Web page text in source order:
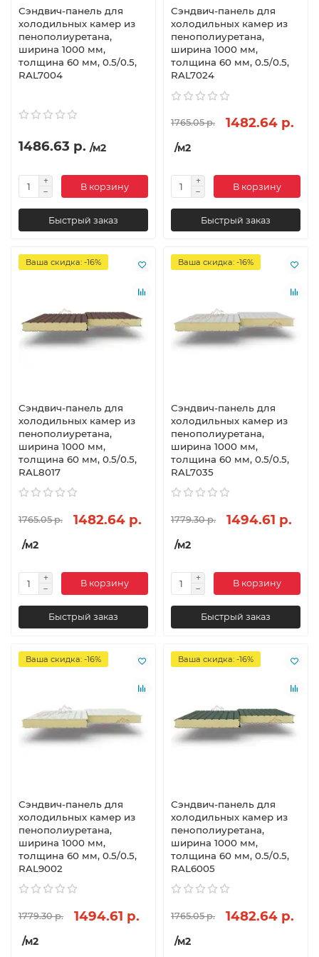
Сэндвич-панель для
холодильных камер из
пенополиуретана,
ширина 1000 мм,
толщина 60 мм, 0.5/0.5,
RAL7004
1486.63 р. /м2
В корзину
Быстрый заказ
Сэндвич-панель для
холодильных камер из
пенополиуретана,
ширина 1000 мм,
толщина 60 мм, 0.5/0.5,
RAL7024
1765.05 р. 1482.64 р.
/м2
В корзину
Быстрый заказ
Ваша скидка: -16%
Сэндвич-панель для
холодильных камер из
пенополиуретана,
ширина 1000 мм,
толщина 60 мм, 0.5/0.5,
RAL8017
1765.05 р. 1482.64 р.
/м2
В корзину
Быстрый заказ
Ваша скидка: -16%
Сэндвич-панель для
холодильных камер из
пенополиуретана,
ширина 1000 мм,
толщина 60 мм, 0.5/0.5,
RAL7035
1779.30 р. 1494.61 р.
/м2
В корзину
Быстрый заказ
Ваша скидка: -16%
Сэндвич-панель для
холодильных камер из
пенополиуретана,
ширина 1000 мм,
толщина 60 мм, 0.5/0.5,
RAL9002
1779.30 р. 1494.61 р.
/м2
Ваша скидка: -16%
Сэндвич-панель для
холодильных камер из
пенополиуретана,
ширина 1000 мм,
толщина 60 мм, 0.5/0.5,
RAL6005
1765.05 р. 1482.64 р.
/м2